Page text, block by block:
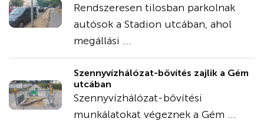
Rendszeresen tilosban parkolnak
autósok a Stadion utcában, ahol
megállási ...
Szennyvízhálózat-bővítés zajlik a Gém
utcában
Szennyvízhálózat-bővítési
munkálatokat végeznek a Gém ...